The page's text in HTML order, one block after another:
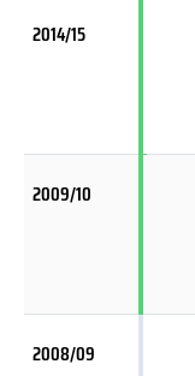
2014/15
2009/10
2008/09